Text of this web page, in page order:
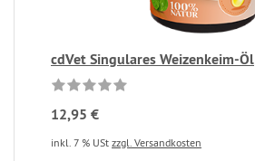
cdVet Singulares Weizenkeim-Öl
12,95 €
inkl. 7 % USt zzgl. Versandkosten